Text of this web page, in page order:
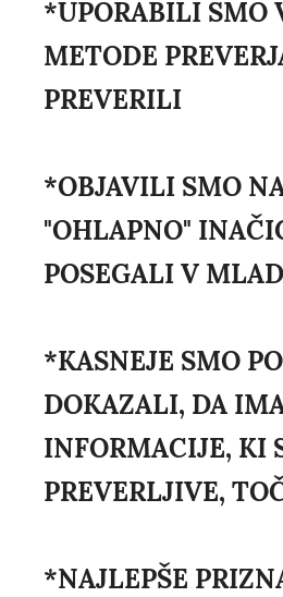
*UPORABILI SMO
METODE
PREVERILI
*OBJAVILI SMO
"OHLAPNO"
POSEGALI V
*KASNEJE SMO
DOKAZALI, DA
INFORMACIJE, KI
PREVERLJIVE,
*NAJLEPŠE